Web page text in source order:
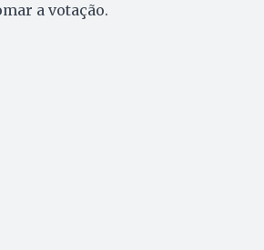
a votação.